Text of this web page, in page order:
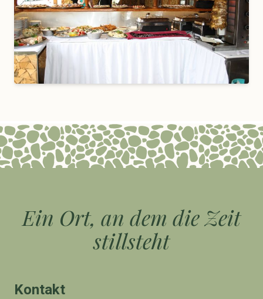
Ein Ort, an dem die Zeit
stillsteht
Kontakt